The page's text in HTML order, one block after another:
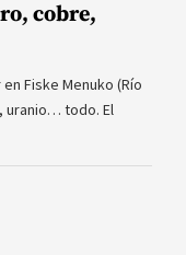
cobre,
Fiske Menuko (Río
uranio… todo. El